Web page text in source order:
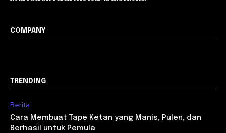
COMPANY
TRENDING
Berita
Cara Membuat Tape Ketan yang Manis, Pulen, dan
Berhasil untuk Pemula